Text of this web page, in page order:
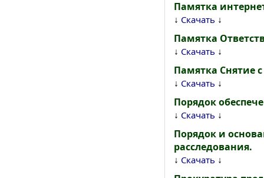
Памятка
↓ Скачать ↓
Памятка
↓ Скачать ↓
Памятка Снятие
↓ Скачать ↓
Порядок
↓ Скачать ↓
Порядок и
расследования.
↓ Скачать ↓